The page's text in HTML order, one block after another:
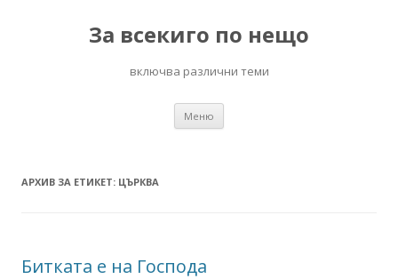
За всекиго по нещо
включва различни теми
Меню
АРХИВ ЗА ЕТИКЕТ: ЦЪРКВА
Битката е на Господа